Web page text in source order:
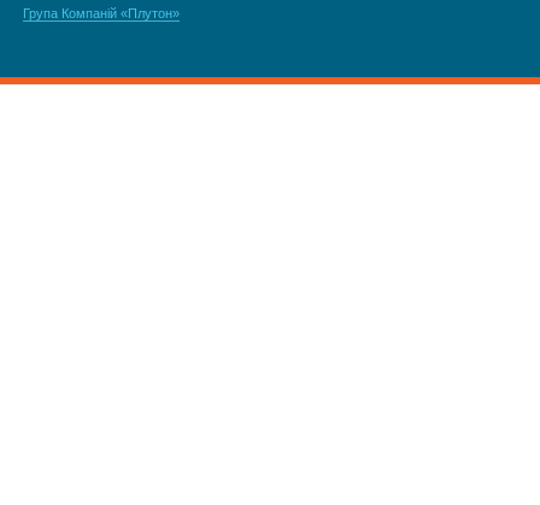
Група Компаній «Плутон»